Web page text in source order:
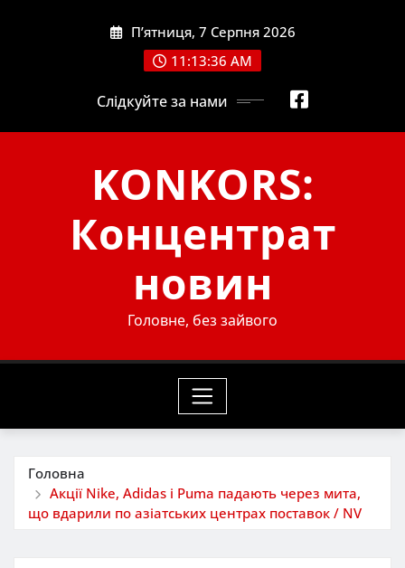
П’ятниця, 7 Серпня 2026
11:13:37 AM
Слідкуйте за нами
KONKORS:
Концентрат
новин
Головне, без зайвого
Головна
Акції Nike, Adidas і Puma падають через мита,
що вдарили по азіатських центрах поставок / NV